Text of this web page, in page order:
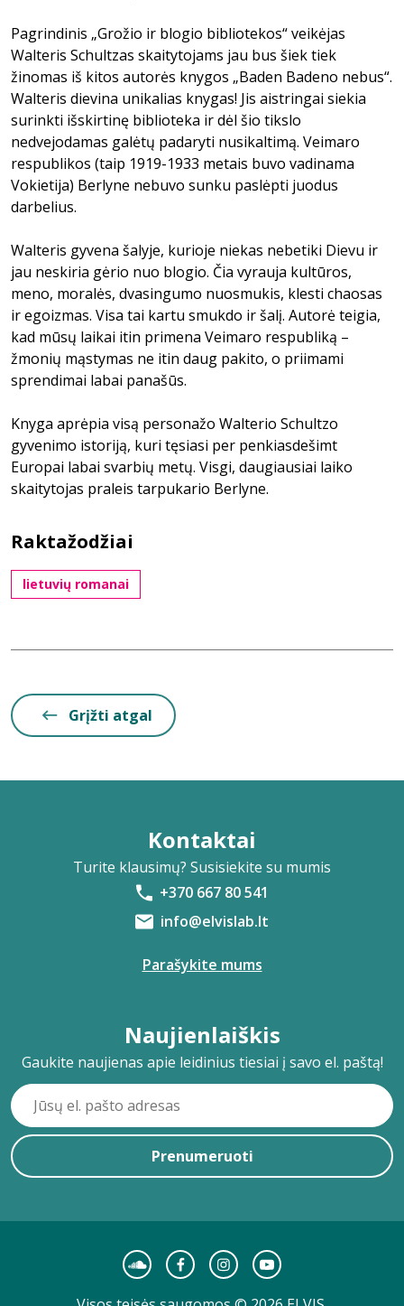
Pagrindinis „Grožio ir blogio bibliotekos“ veikėjas
Walteris Schultzas skaitytojams jau bus šiek tiek
žinomas iš kitos autorės knygos „Baden Badeno nebus“.
Walteris dievina unikalias knygas! Jis aistringai siekia
surinkti išskirtinę biblioteka ir dėl šio tikslo
nedvejodamas galėtų padaryti nusikaltimą. Veimaro
respublikos (taip 1919-1933 metais buvo vadinama
Vokietija) Berlyne nebuvo sunku paslėpti juodus
darbelius.
Walteris gyvena šalyje, kurioje niekas nebetiki Dievu ir
jau neskiria gėrio nuo blogio. Čia vyrauja kultūros,
meno, moralės, dvasingumo nuosmukis, klesti chaosas
ir egoizmas. Visa tai kartu smukdo ir šalį. Autorė teigia,
kad mūsų laikai itin primena Veimaro respubliką –
žmonių mąstymas ne itin daug pakito, o priimami
sprendimai labai panašūs.
Knyga aprėpia visą personažo Walterio Schultzo
gyvenimo istoriją, kuri tęsiasi per penkiasdešimt
Europai labai svarbių metų. Visgi, daugiausiai laiko
skaitytojas praleis tarpukario Berlyne.
Raktažodžiai
lietuvių romanai
Grįžti atgal
Kontaktai
Turite klausimų? Susisiekite su mumis
+370 667 80 541
info@elvislab.lt
Parašykite mums
Naujienlaiškis
Gaukite naujienas apie leidinius tiesiai į savo el. paštą!
Prenumeruoti